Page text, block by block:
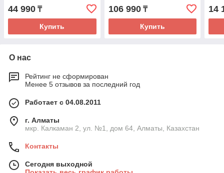
44 990 ₸
Купить
106 990₸
Купить
14
О нас
Рейтинг не сформирован
Менее 5 отзывов за последний год
Работает с 04.08.2011
г. Алматы
мкр. Калкаман 2, ул. №1, дом 64, Алматы, Казахстан
Контакты
Сегодня выходной